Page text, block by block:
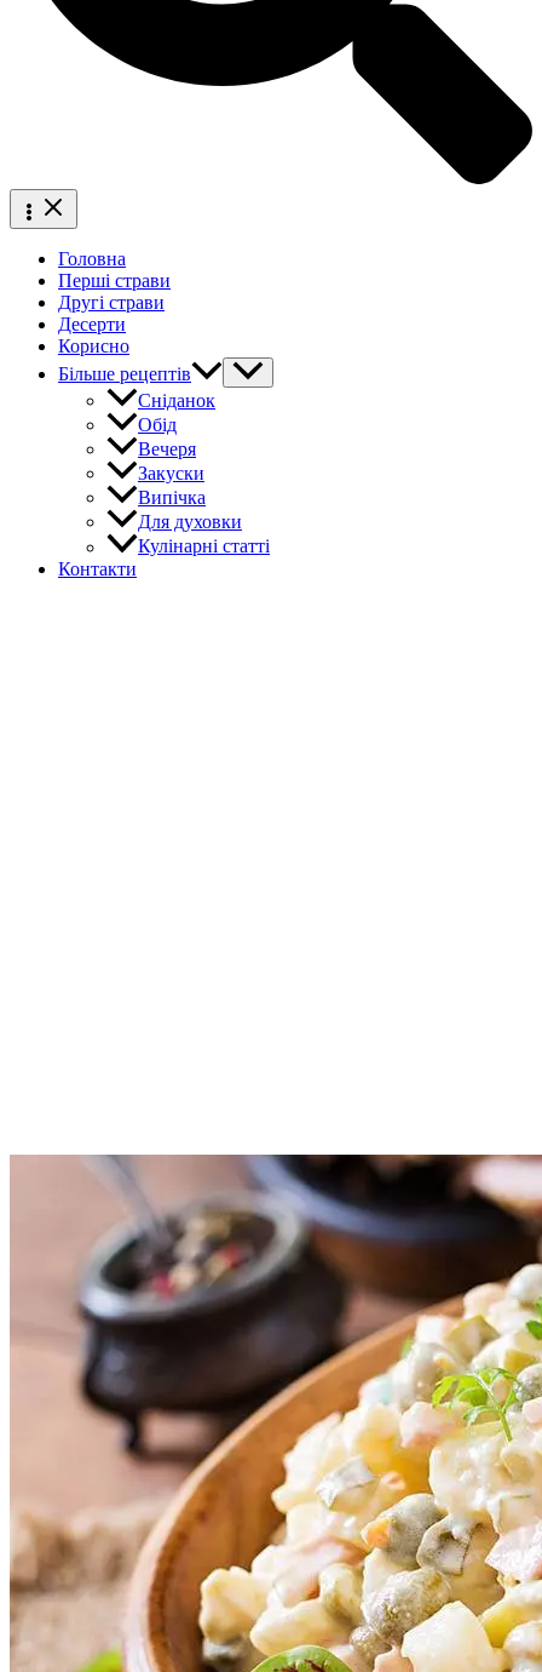
Головна
Перші страви
Другі страви
Десерти
Корисно
Більше рецептів
Сніданок
Обід
Вечеря
Закуски
Випічка
Для духовки
Кулінарні статті
Контакти